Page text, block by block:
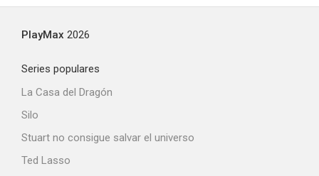
PlayMax 2026
Series populares
La Casa del Dragón
Silo
Stuart no consigue salvar el universo
Ted Lasso